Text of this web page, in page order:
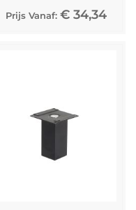
Prijs Vanaf: € 34,34